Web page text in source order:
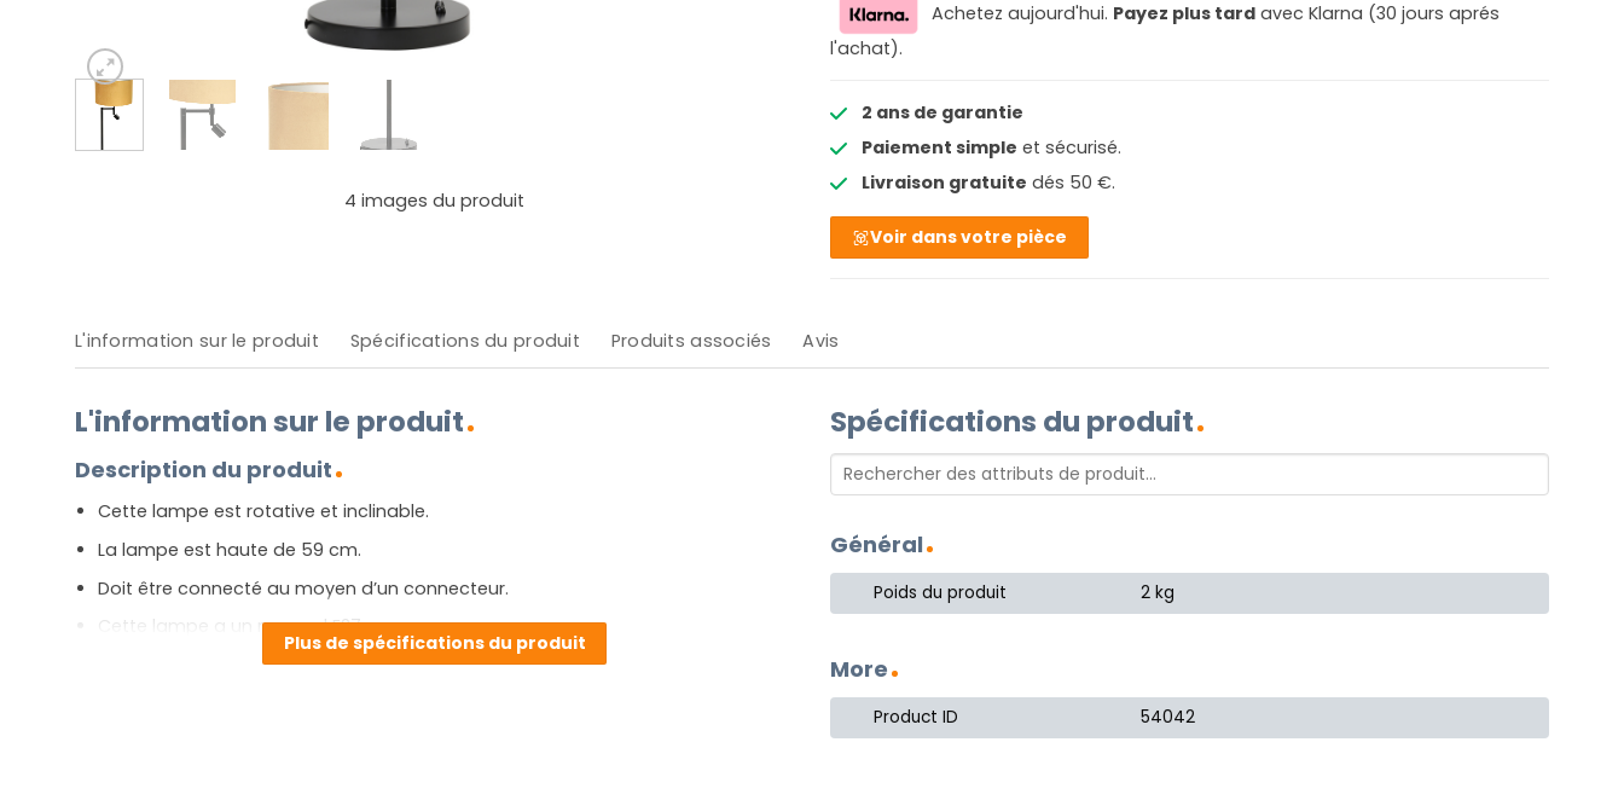
4 images du produit
Achetez aujourd'hui. Payez plus tard avec Klarna (30 jours aprés
l'achat).
2 ans de garantie
Paiement simple et sécurisé.
Livraison gratuite dés 50 €.
Voir dans votre pièce
L'information sur le produit Spécifications du produit Produits associés Avis
L'information sur le produit
Description du produit
Cette lampe est rotative et inclinable.
La lampe est haute de 59 cm.
Doit être connecté au moyen d’un connecteur.
Cette lampe a un raccord E27.
Plus de spécifications du produit
Spécifications du produit
Général
Poids du produit 2 kg
More
Product ID 54042